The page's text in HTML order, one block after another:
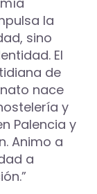
la
sino
El
de
nace
y
Palencia y
Animo a
a